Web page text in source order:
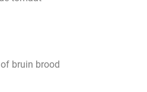
bruin brood